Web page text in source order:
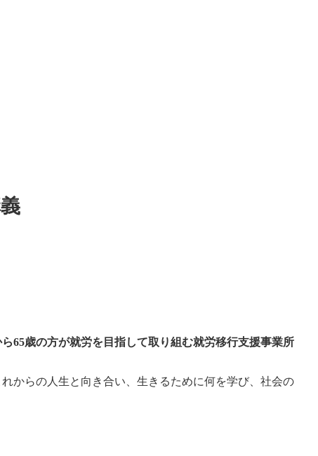
歳の方が就労を目指して取り組む就労移行支援事業所
からの人生と向き合い、生きるために何を学び、社会の